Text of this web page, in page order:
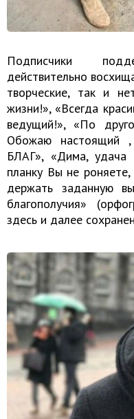
Подписчики
действительно
творческие, так и
жизни!», «Всегда
ведущий!», «По
Обожаю настоящий ,
БЛАГ», «Дима, удача
планку Вы не
держать заданную
благополучия»
здесь и далее